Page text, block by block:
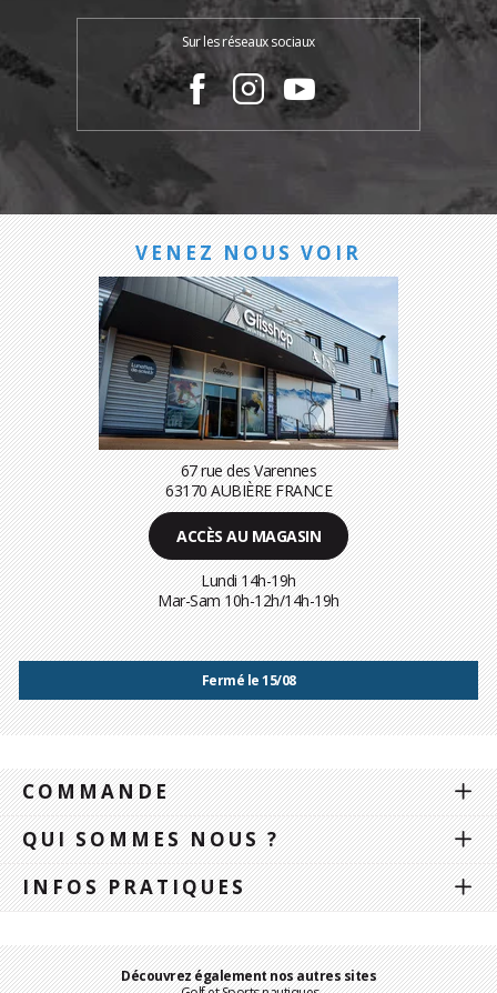
Sur les réseaux sociaux
VENEZ NOUS VOIR
67 rue des Varennes
63170 AUBIÈRE FRANCE
ACCÈS AU MAGASIN
Lundi 14h-19h
Mar-Sam 10h-12h/14h-19h
Fermé le 15/08
COMMANDE
QUI SOMMES NOUS ?
INFOS PRATIQUES
Découvrez également nos autres sites